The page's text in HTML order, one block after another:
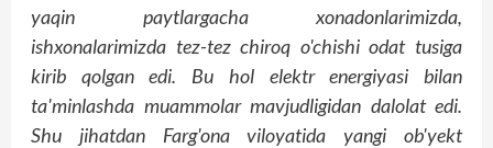
yaqin paytlargacha xonadonlarimizda,
ishxonalarimizda tez-tez chiroq o'chishi odat tusiga
kirib qolgan edi. Bu hol elektr energiyasi bilan
ta'minlashda muammolar mavjudligidan dalolat edi.
Shu jihatdan Farg'ona viloyatida yangi ob'yekt